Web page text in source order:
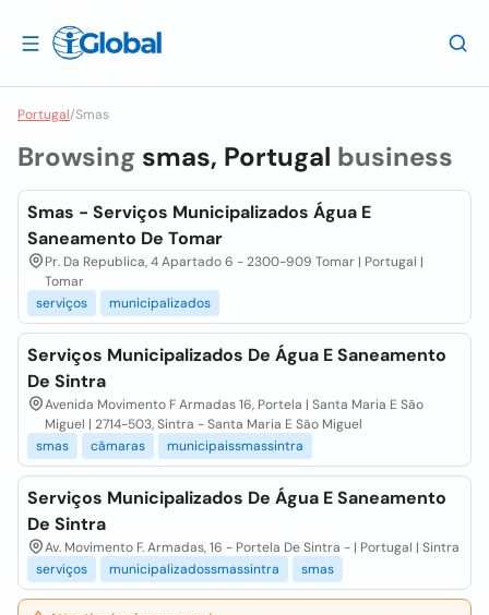
Portugal/Smas
Browsing smas, Portugal business
Smas - Serviços Municipalizados Água E
Saneamento De Tomar
Pr. Da Republica, 4 Apartado 6 - 2300-909 Tomar | Portugal |
Tomar
serviços
municipalizados
Serviços Municipalizados De Água E Saneamento
De Sintra
Avenida Movimento F Armadas 16, Portela | Santa Maria E São
Miguel | 2714-503, Sintra - Santa Maria E São Miguel
smas
câmaras municipaissmassintra
Serviços Municipalizados De Água E Saneamento
De Sintra
Av. Movimento F. Armadas, 16 - Portela De Sintra - | Portugal | Sintra
serviços
municipalizadossmassintra smas